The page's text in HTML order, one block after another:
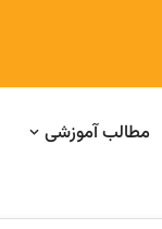
مطالب آموزشی